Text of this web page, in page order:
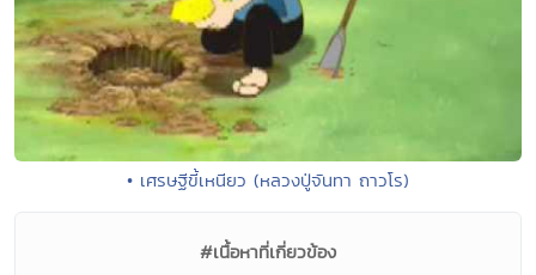
• เศรษฐีขี้เหนียว (หลวงปู่จันทา ถาวโร)
#เนื้อหาที่เกี่ยวข้อง